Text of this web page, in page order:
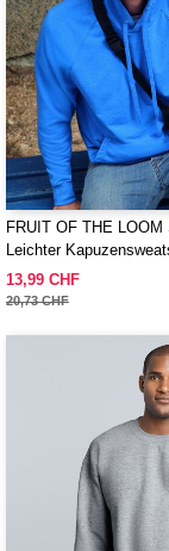
FRUIT OF THE LOOM
Leichter
13,99 CHF
20,73 CHF